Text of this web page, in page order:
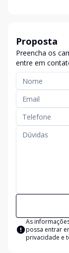
Proposta
Preencha os
entre em
As
possa entrar
privacidade e